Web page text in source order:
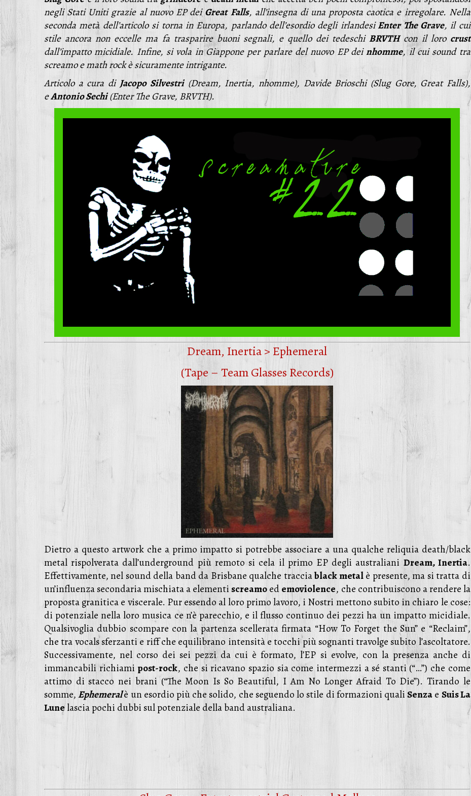
negli Stati Uniti grazie al nuovo EP deiGreat Falls, all’insegna di una proposta caotica e irregolare. Nella
seconda metà dell’articolo si torna in Europa, parlando dell’esordio degli irlandesiEnter The Grave, il cui
stile ancora non eccelle ma fa trasparire buoni segnali, e quello dei tedeschiBRVTHcon il loro crust
dall’impatto micidiale. Infine, si vola in Giappone per parlare del nuovo EP deinhomme, il cui sound tra
screamo e math rock è sicuramente intrigante.
Articolo a cura di Jacopo Silvestri(Dream, Inertia, nhomme), Davide Brioschi (Slug Gore, Great Falls),
eAntonio Sechi(Enter The Grave, BRVTH).
Dream, Inertia > Ephemeral
(Tape – Team Glasses Records)
Dietro a questo artwork che a primo impatto si potrebbe associare a una qualche reliquia death/black
metal rispolverata dall’underground più remoto si cela il primo EP degli australiani Dream, Inertia.
Effettivamente, nel sound della band da Brisbane qualche tracciablack metalè presente, ma si tratta di
un’influenza secondaria mischiata a elementiscreamoedemoviolence, che contribuiscono a rendere la
proposta granitica e viscerale. Pur essendo al loro primo lavoro, i Nostri mettono subito in chiaro le cose:
di potenziale nella loro musica ce n’è parecchio, e il flusso continuo dei pezzi ha un impatto micidiale.
Qualsivoglia dubbio scompare con la partenza scellerata firmata “How To Forget the Sun” e “Reclaim”,
che tra vocals sferzanti e riff che equilibrano intensità e tocchi più sognanti travolge subito l’ascoltatore.
Successivamente, nel corso dei sei pezzi da cui è formato, l’EP si evolve, con la presenza anche di
immancabili richiami post-rock, che si ricavano spazio sia come intermezzi a sé stanti (“…”) che come
attimo di stacco nei brani (“The Moon Is So Beautiful, I Am No Longer Afraid To Die”). Tirando le
somme,Ephemeralè un esordio più che solido, che seguendo lo stile di formazioni qualiSenzae Suis La
Lunelascia pochi dubbi sul potenziale della band australiana.